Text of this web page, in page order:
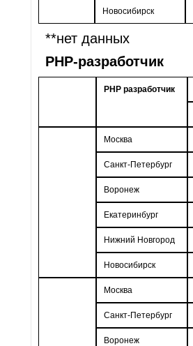
Новосибирск
**нет данных
РНР-разработчик
РНР разработчик
Москва
Санкт-Петербург
Воронеж
Екатеринбург
Нижний Новгород
Новосибирск
Москва
Санкт-Петербург
Воронеж